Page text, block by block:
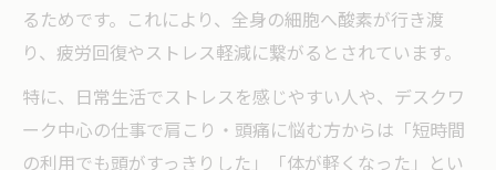
るためです。これにより、全身の細胞へ酸素が行き渡
り、疲労回復やストレス軽減に繋がるとされています。
特に、日常生活でストレスを感じやすい人や、デスクワ
ーク中心の仕事で肩こり・頭痛に悩む方からは「短時間
の利用でも頭がすっきりした」「体が軽くなった」とい